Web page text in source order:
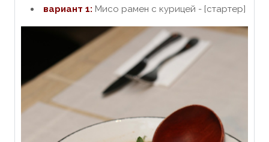
вариант 1: Мисо рамен с курицей - [стартер]